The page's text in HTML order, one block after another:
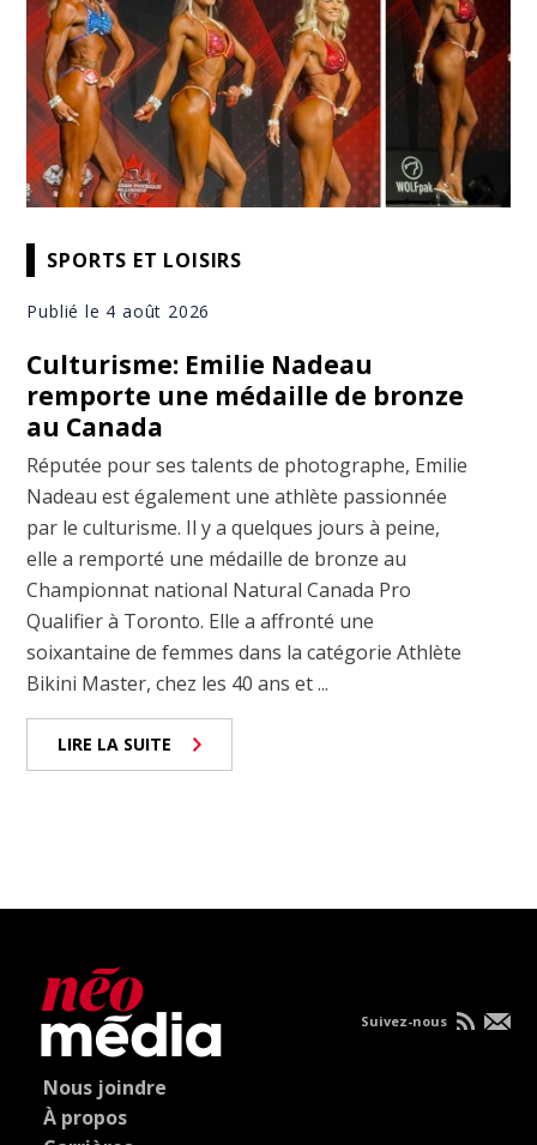
SPORTS ET LOISIRS
Publié le 4 août 2026
Culturisme: Emilie Nadeau
remporte une médaille de bronze
au Canada
Réputée pour ses talents de photographe, Emilie
Nadeau est également une athlète passionnée
par le culturisme. Il y a quelques jours à peine,
elle a remporté une médaille de bronze au
Championnat national Natural Canada Pro
Qualifier à Toronto. Elle a affronté une
soixantaine de femmes dans la catégorie Athlète
Bikini Master, chez les 40 ans et ...
LIRE LA SUITE
Nous joindre
À propos
Suivez-nous